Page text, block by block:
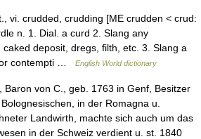
vi. crudded, crudding [ME crudden < crud:
n. 1. Dial. a curd 2. Slang any
deposit, dregs, filth, etc. 3. Slang a
or contempti …
English World dictionary
von C., geb. 1763 in Genf, Besitzer
in der Romagna u.
Landwirth, machte sich auch um das
in der Schweiz verdient u. st. 1840